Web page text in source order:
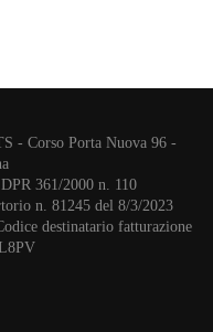
- Corso Porta Nuova 96 -
361/2000 n. 110
n. 81245 del 8/3/2023
destinatario fatturazione